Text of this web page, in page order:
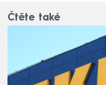
Čtěte také